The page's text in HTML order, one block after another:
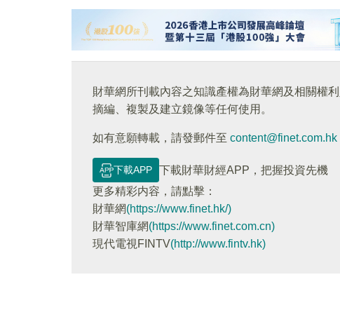
財華網所刊載內容之知識產權為財華網及相關權
摘編、複製及建立鏡像等任何使用。
如有意願轉載，請發郵件至 content@finet.com.hk
下載APP
下載財華財經APP，把握投資先機
更多精彩内容，請點擊：
財華網(https://www.finet.hk/)
財華智庫網(https://www.finet.com.cn)
現代電視FINTV(http://www.fintv.hk)